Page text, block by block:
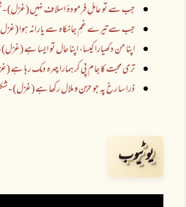
جب سے تو عاملِ فرمودۂ اسلاف نہیں (غزل) -
جب سے تیرے غمِ جانکاہ سے یارانہ ہوا
اپنا من دکھیارا کیسا، اپنا حال تو ایسا ہے
تری محبت کا جام پی کر ہمارا چہرہ دمک رہا ہے
ذرا سا رخ پہ جو حزن و ملال رکھا ہے (غزل) -
یوٹیوب